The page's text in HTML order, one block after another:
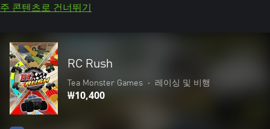
주 콘텐츠로 건너뛰기
RC Rush
Tea Monster Games • 레이싱 및 비행
₩10,400